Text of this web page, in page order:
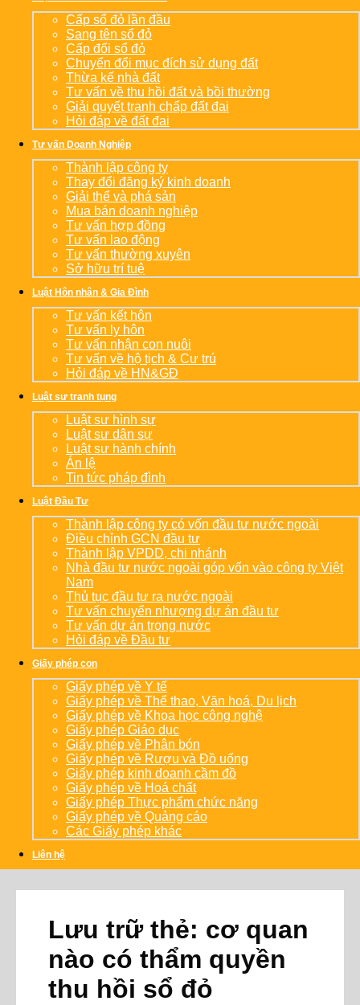
Cấp sổ đỏ lần đầu
Sang tên sổ đỏ
Cấp đổi sổ đỏ
Chuyển đổi mục đích sử dụng đất
Thừa kế nhà đất
Tư vấn về thu hồi đất và bồi thường
Giải quyết tranh chấp đất đai
Hỏi đáp về đất đai
Tư vấn Doanh Nghiệp
Thành lập công ty
Thay đổi đăng ký kinh doanh
Giải thể và phá sản
Mua bán doanh nghiệp
Tư vấn hợp đồng
Tư vấn lao động
Tư vấn thường xuyên
Sở hữu trí tuệ
Luật Hôn nhân & Gia Đình
Tư vấn kết hôn
Tư vấn ly hôn
Tư vấn nhận con nuôi
Tư vấn về hộ tịch & Cư trú
Hỏi đáp về HN&GĐ
Luật sư tranh tụng
Luật sư hình sự
Luật sư dân sự
Luật sư hành chính
Án lệ
Tin tức pháp đình
Luật Đầu Tư
Thành lập công ty có vốn đầu tư nước ngoài
Điều chỉnh GCN đầu tư
Thành lập VPDD, chi nhánh
Nhà đầu tư nước ngoài góp vốn vào công ty Việt
Nam
Thủ tục đầu tư ra nước ngoài
Tư vấn chuyển nhượng dự án đầu tư
Tư vấn dự án trong nước
Hỏi đáp về Đầu tư
Giấy phép con
Giấy phép về Y tế
Giấy phép về Thể thao, Văn hoá, Du lịch
Giấy phép về Khoa học công nghệ
Giấy phép Giáo dục
Giấy phép về Phân bón
Giấy phép về Rượu và Đồ uống
Giấy phép kinh doanh cầm đồ
Giấy phép về Hoá chất
Giấy phép Thực phẩm chức năng
Giấy phép về Quảng cáo
Các Giấy phép khác
Liên hệ
Lưu trữ thẻ: cơ quan
nào có thẩm quyền
thu hồi sổ đỏ